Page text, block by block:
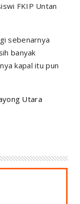
FKIP Untan
sebenarnya
banyak
kapal itu pun
Utara